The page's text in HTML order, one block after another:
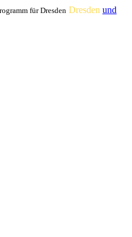
für Dresden Dresden und